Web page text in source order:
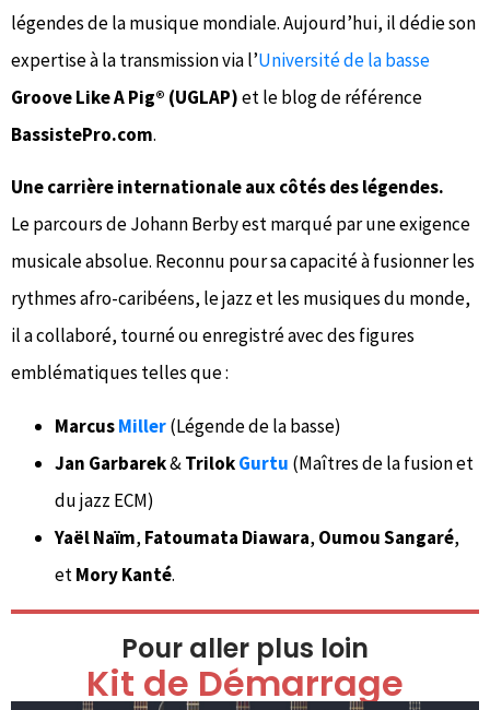
légendes de la musique mondiale. Aujourd’hui, il dédie son
expertise à la transmission via l’Université de la basse
Groove Like A Pig® (UGLAP)et le blog de référence
BassistePro.com.
Une carrière internationale aux côtés des légendes.
Le parcours de Johann Berby est marqué par une exigence
musicale absolue. Reconnu pour sa capacité à fusionner les
rythmes afro-caribéens, le jazz et les musiques du monde,
il a collaboré, tourné ou enregistré avec des figures
emblématiques telles que :
MarcusMiller(Légende de la basse)
Jan Garbarek&TrilokGurtu (Maîtres de la fusion et
du jazz ECM)
Yaël Naïm, Fatoumata Diawara, Oumou Sangaré,
etMory Kanté.
Pour aller plus loin
Kit de Démarrage